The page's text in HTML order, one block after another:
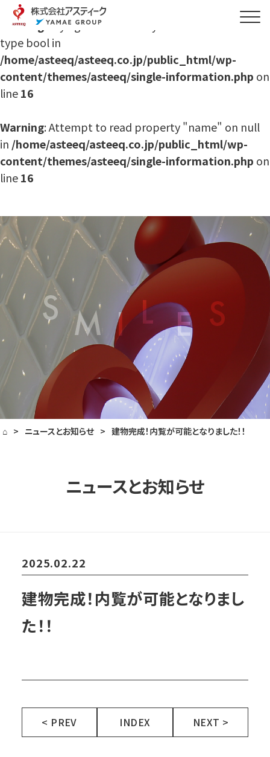
Warning: Trying to access array offset on value of
type bool in
/home/asteeq/asteeq.co.jp/public_html/wp-
content/themes/asteeq/single-information.php on
line16
Warning: Attempt to read property "name" on null
in /home/asteeq/asteeq.co.jp/public_html/wp-
content/themes/asteeq/single-information.php on
line16
⌂ > ニュースとお知らせ > 建物完成！内覧が可能となりました！！
ニュースとお知らせ
2025.02.22
建物完成！内覧が可能となりまし
た！！
< PREV INDEX NEXT >